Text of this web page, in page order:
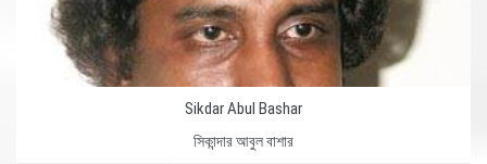
Sikdar Abul Bashar
সিকান্দার আবুল বাশার